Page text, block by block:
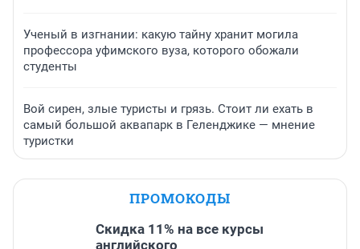
Ученый в изгнании: какую тайну хранит могила
профессора уфимского вуза, которого обожали
студенты
Вой сирен, злые туристы и грязь. Стоит ли ехать в
самый большой аквапарк в Геленджике — мнение
туристки
ПРОМОКОДЫ
Скидка 11% на все курсы
английского